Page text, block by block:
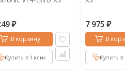
₽
В корзину
Купить в 1 клик
7 975 ₽
В
Купить в